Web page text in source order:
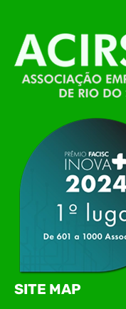
ACIRS, Jardel
SITE MAP